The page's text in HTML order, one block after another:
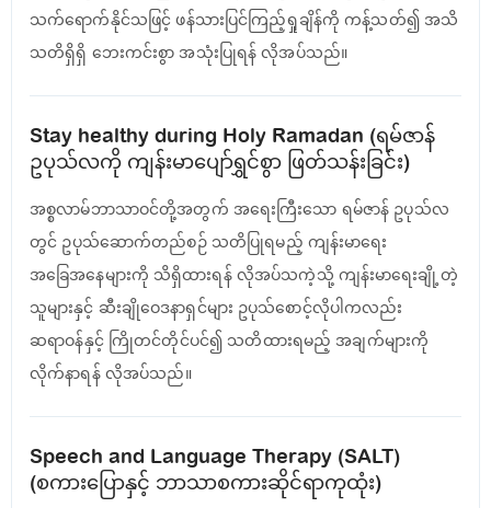
သက်ရောက်နိုင်သဖြင့် ဖန်သားပြင်ကြည့်ရှုချိန်ကို ကန့်သတ်၍ အသိ
သတိရှိရှိ ဘေးကင်းစွာ အသုံးပြုရန် လိုအပ်သည်။
Stay healthy during Holy Ramadan (ရမ်ဇာန်
ဥပုသ်လကို ကျန်းမာပျော်ရွှင်စွာ ဖြတ်သန်းခြင်း)
အစ္စလာမ်ဘာသာဝင်တို့အတွက် အရေးကြီးသော ရမ်ဇာန် ဥပုသ်လ
တွင် ဥပုသ်ဆောက်တည်စဉ် သတိပြုရမည့် ကျန်းမာရေး
အခြေအနေများကို သိရှိထားရန် လိုအပ်သကဲ့သို့ ကျန်းမာရေးချို့တဲ့
သူများနှင့် ဆီးချိုဝေဒနာရှင်များ ဥပုသ်စောင့်လိုပါကလည်း
ဆရာဝန်နှင့် ကြိုတင်တိုင်ပင်၍ သတိထားရမည့် အချက်များကို
လိုက်နာရန် လိုအပ်သည်။
Speech and Language Therapy (SALT)
(စကားပြောနှင့် ဘာသာစကားဆိုင်ရာကုထုံး)